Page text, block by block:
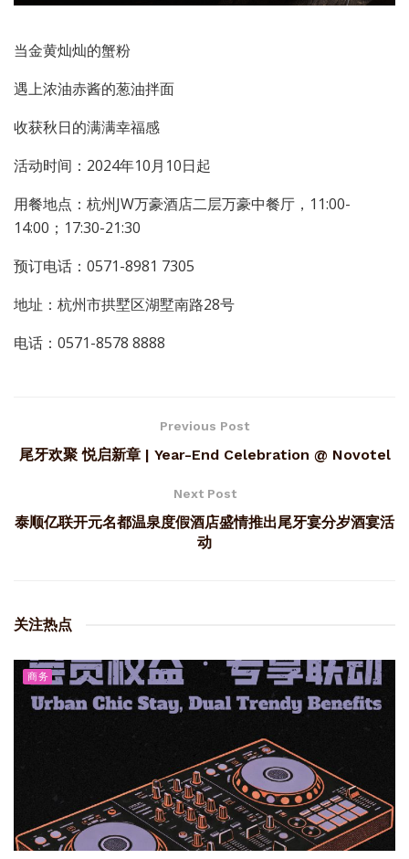
当金黄灿灿的蟹粉
遇上浓油赤酱的葱油拌面
收获秋日的满满幸福感
活动时间：2024年10月10日起
用餐地点：杭州JW万豪酒店二层万豪中餐厅，11:00-
14:00；17:30-21:30
预订电话：0571-8981 7305
地址：杭州市拱墅区湖墅南路28号
电话：0571-8578 8888
Previous Post
尾牙欢聚 悦启新章 | Year-End Celebration @ Novotel
Next Post
泰顺亿联开元名都温泉度假酒店盛情推出尾牙宴分岁酒宴活
动
关注热点
商务